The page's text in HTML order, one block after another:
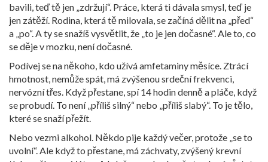
bavili, teď tě jen „zdržují“. Práce, která ti dávala smysl, teď je
jen zátěží. Rodina, která tě milovala, se začíná dělit na „před“
a „po“. A ty se snažíš vysvětlit, že „to je jen dočasné“. Ale to, co
se děje v mozku, není dočasné.
Podívej se na někoho, kdo užívá amfetaminy měsíce. Ztrácí
hmotnost, nemůže spát, má zvýšenou srdeční frekvenci,
nervózní třes. Když přestane, spí 14 hodin denně a pláče, když
se probudí. To není „příliš silný“ nebo „příliš slabý“. To je tělo,
které se snaží přežít.
Nebo vezmi alkohol. Někdo pije každý večer, protože „se to
uvolní“. Ale když to přestane, má záchvaty, zvýšený krevní